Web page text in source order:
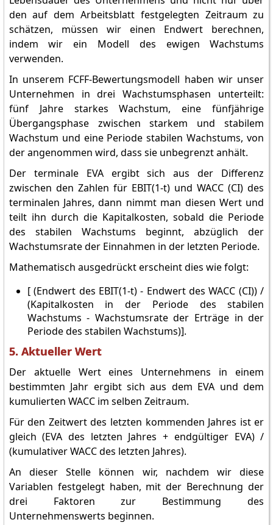
den auf dem Arbeitsblatt festgelegten Zeitraum zu
schätzen, müssen wir einen Endwert berechnen,
indem wir ein Modell des ewigen Wachstums
verwenden.
In unserem FCFF-Bewertungsmodell haben wir unser
Unternehmen in drei Wachstumsphasen unterteilt:
fünf Jahre starkes Wachstum, eine fünfjährige
Übergangsphase zwischen starkem und stabilem
Wachstum und eine Periode stabilen Wachstums, von
der angenommen wird, dass sie unbegrenzt anhält.
Der terminale EVA ergibt sich aus der Differenz
zwischen den Zahlen für EBIT(1-t) und WACC (CI) des
terminalen Jahres, dann nimmt man diesen Wert und
teilt ihn durch die Kapitalkosten, sobald die Periode
des stabilen Wachstums beginnt, abzüglich der
Wachstumsrate der Einnahmen in der letzten Periode.
Mathematisch ausgedrückt erscheint dies wie folgt:
[ (Endwert des EBIT(1-t) - Endwert des WACC (CI)) /
(Kapitalkosten in der Periode des stabilen
Wachstums - Wachstumsrate der Erträge in der
Periode des stabilen Wachstums)].
5. Aktueller Wert
Der aktuelle Wert eines Unternehmens in einem
bestimmten Jahr ergibt sich aus dem EVA und dem
kumulierten WACC im selben Zeitraum.
Für den Zeitwert des letzten kommenden Jahres ist er
gleich (EVA des letzten Jahres + endgültiger EVA) /
(kumulativer WACC des letzten Jahres).
An dieser Stelle können wir, nachdem wir diese
Variablen festgelegt haben, mit der Berechnung der
drei Faktoren zur Bestimmung des
Unternehmenswerts beginnen.